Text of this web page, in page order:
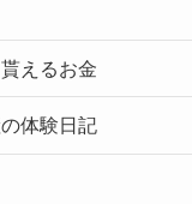
えるお金
体験日記